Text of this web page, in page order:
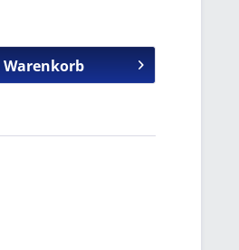
Warenkorb